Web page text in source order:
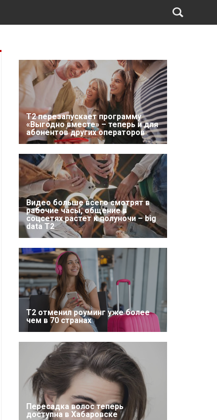
Т2 перезапускает программу
«Выгодно вместе» – теперь и для
абонентов других операторов
Видео больше всего смотрят в
рабочие часы, общение в
соцсетях растет к полуночи – big
data T2
Т2 отменил роуминг уже более
чем в 70 странах
Пересадка волос теперь
доступна в Хабаровске